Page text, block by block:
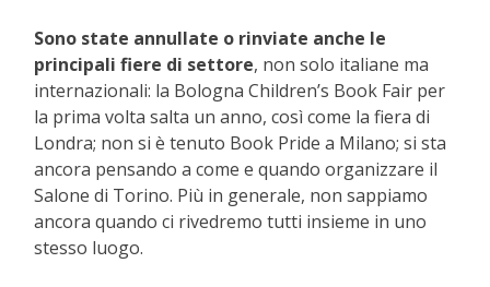
Sono state annullate o rinviate anche le
principali fiere di settore, non solo italiane ma
internazionali: la Bologna Children’s Book Fair per
la prima volta salta un anno, così come la fiera di
Londra; non si è tenuto Book Pride a Milano; si sta
ancora pensando a come e quando organizzare il
Salone di Torino. Più in generale, non sappiamo
ancora quando ci rivedremo tutti insieme in uno
stesso luogo.